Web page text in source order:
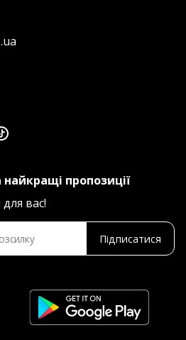
пропозиції
вас!
Підписатися